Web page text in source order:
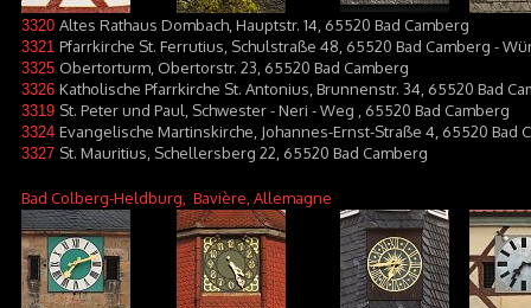
3320 Altes Rathaus Dombach, Hauptstr. 14, 65520 Bad Camberg
3321 Pfarrkirche St. Ferrutius, Schulstraße 48, 65520 Bad Camberg -
3325 Obertorturm, Obertorstr. 23, 65520 Bad Camberg
3326 Katholische Pfarrkirche St. Antonius, Brunnenstr. 34, 65520 Bad
3319 St. Peter und Paul, Schwester - Neri - Weg , 65520 Bad Camberg
3324 Evangelische Martinskirche, Johannes-Ernst-Straße 4, 65520 Bad
3327 St. Mauritius, Schellersberg 22, 65520 Bad Camberg
Bad Colberg-Heldburg , Bavière, Allemagne